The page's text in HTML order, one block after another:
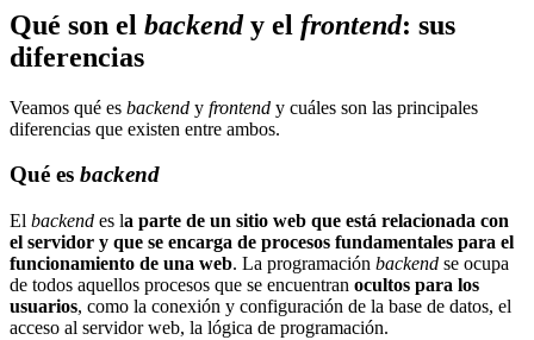
Qué son el backendy el frontend: sus
diferencias
Veamos qué es backend y frontend y cuáles son las principales
diferencias que existen entre ambos.
Qué es backend
El backend es la parte de un sitio web que está relacionada con
el servidor y que se encarga de procesos fundamentales para el
funcionamiento de una web. La programación backend se ocupa
de todos aquellos procesos que se encuentran ocultos para los
usuarios, como la conexión y configuración de la base de datos, el
acceso al servidor web, la lógica de programación.